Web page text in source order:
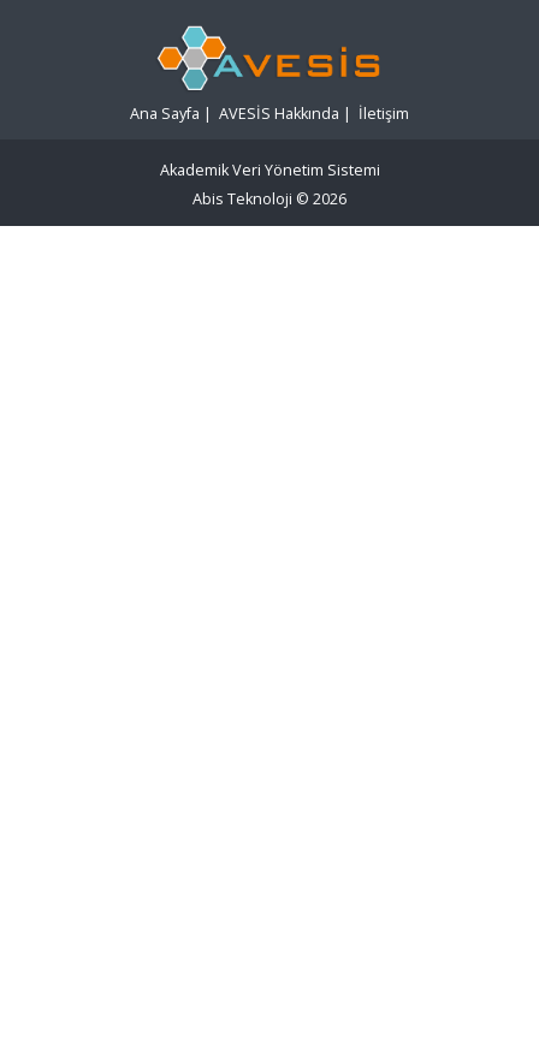
Ana Sayfa | AVESİS Hakkında | İletişim
Akademik Veri Yönetim Sistemi
Abis Teknoloji © 2026